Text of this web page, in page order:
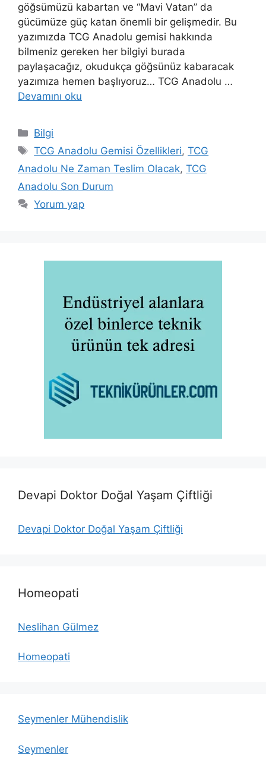
göğsümüzü kabartan ve “Mavi Vatan” da
gücümüze güç katan önemli bir gelişmedir. Bu
yazımızda TCG Anadolu gemisi hakkında
bilmeniz gereken her bilgiyi burada
paylaşacağız, okudukça göğsünüz kabaracak
yazımıza hemen başlıyoruz… TCG Anadolu …
Devamını oku
Kategoriler
Bilgi
Etiketler
TCG Anadolu Gemisi Özellikleri,TCG
Anadolu Ne Zaman Teslim Olacak, TCG
Anadolu Son Durum
Yorum yap
Devapi Doktor Doğal Yaşam Çiftliği
Devapi Doktor Doğal Yaşam Çiftliği
Homeopati
Neslihan Gülmez
Homeopati
Seymenler Mühendislik
Seymenler